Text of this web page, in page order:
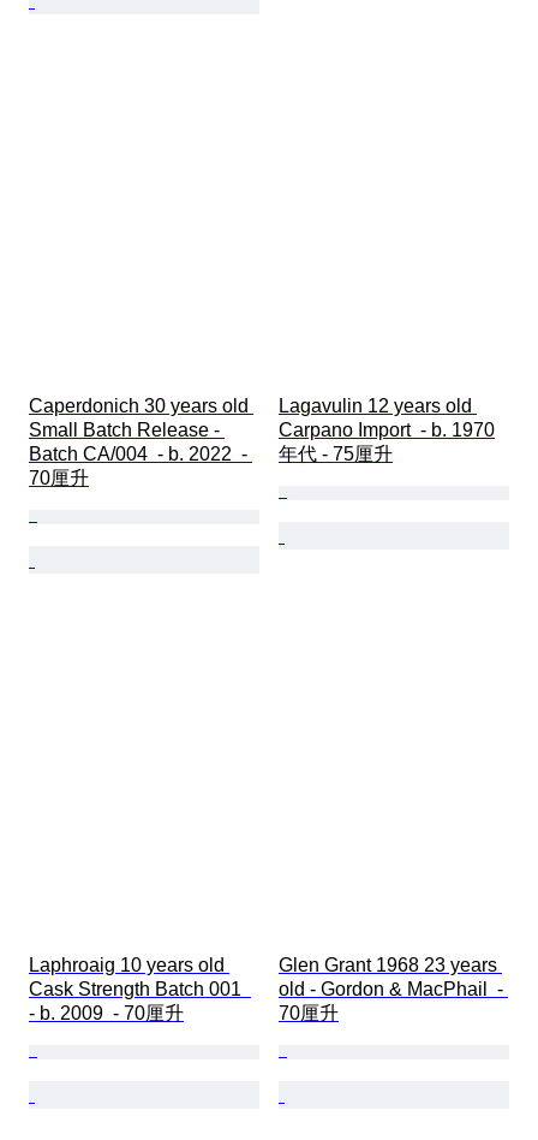
Caperdonich 30 years old
Small Batch Release -
Batch CA/004  - b. 2022  -
70厘升
Lagavulin 12 years old
Carpano Import  - b. 1970
年代 - 75厘升
Laphroaig 10 years old
Cask Strength Batch 001
- b. 2009  - 70厘升
Glen Grant 1968 23 years
old - Gordon & MacPhail  -
70厘升